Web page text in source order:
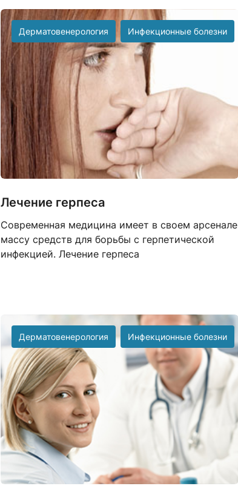
Дерматовенерология Инфекционные болезни
Лечение герпеса
Современная медицина имеет в своем арсенале
массу средств для борьбы с герпетической
инфекцией. Лечение герпеса
Дерматовенерология Инфекционные болезни